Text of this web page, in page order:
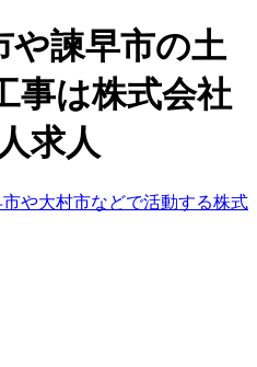
や諫早市の土
事は株式会社
求人